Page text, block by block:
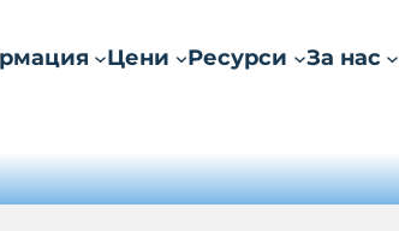
Цени Ресурси За нас